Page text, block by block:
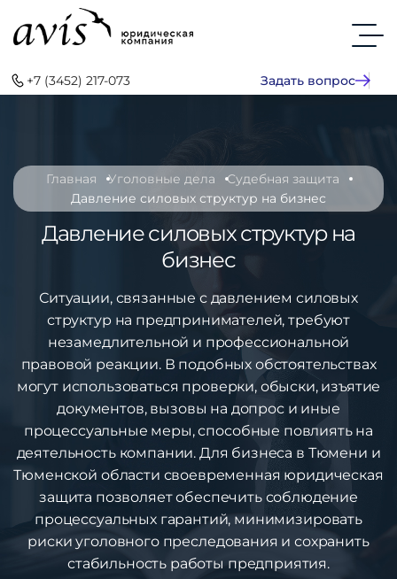
+7 (3452) 217-073 Задать вопрос
Главная Уголовные дела
Судебная защита
Давление силовых структур на бизнес
Давление силовых структур на
бизнес
Ситуации, связанные с давлением силовых
структур на предпринимателей, требуют
незамедлительной и профессиональной
правовой реакции. В подобных обстоятельствах
могут использоваться проверки, обыски, изъятие
документов, вызовы на допрос и иные
процессуальные меры, способные повлиять на
деятельность компании. Для бизнеса в Тюмени и
Тюменской области своевременная юридическая
защита позволяет обеспечить соблюдение
процессуальных гарантий, минимизировать
риски уголовного преследования и сохранить
стабильность работы предприятия.